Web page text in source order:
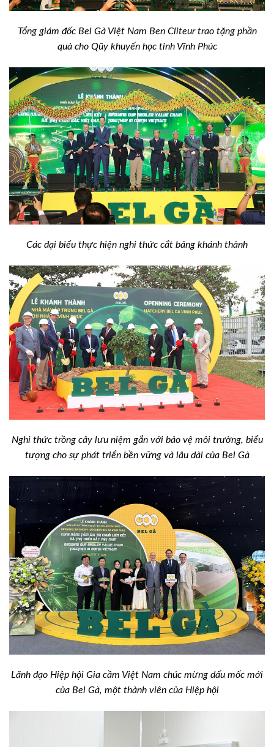
Tổng giám đốc Bel Gà Việt Nam Ben Cliteur trao tặng phần
quà cho Qũy khuyến học tỉnh Vĩnh Phúc
Các đại biểu thực hiện nghi thức cắt băng khánh thành
Nghi thức trồng cây lưu niệm gắn với bảo vệ môi trường, biểu
tượng cho sự phát triển bền vững và lâu dài của Bel Gà
Lãnh đạo Hiệp hội Gia cầm Việt Nam chúc mừng dấu mốc mới
của Bel Gà, một thành viên của Hiệp hội